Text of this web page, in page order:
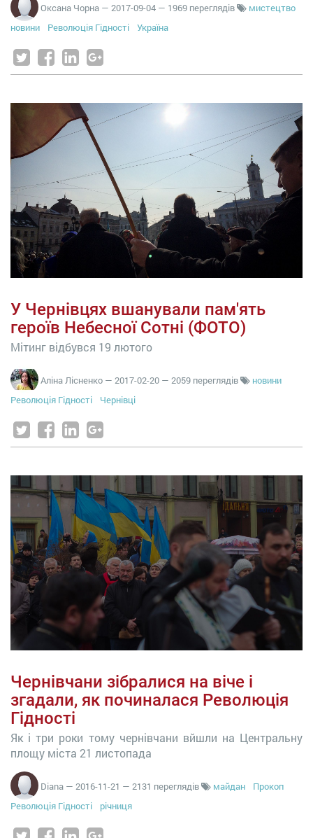
Оксана Чорна — 2017-09-04 — 1969 переглядів
мистецтво
новини
Революція Гідності Україна
У Чернівцях вшанували пам'ять
героїв Небесної Сотні (ФОТО)
Мітинг відбувся 19 лютого
Аліна Лісненко — 2017-02-20 — 2059 переглядів
новини
Революція Гідності
Чернівці
Чернівчани зібралися на віче і
згадали, як починалася Революція
Гідності
Як і три роки тому чернівчани вйшли на Центральну
площу міста 21 листопада
Diana — 2016-11-21 — 2131 переглядів майдан
Прокоп
Революція Гідності
річниця